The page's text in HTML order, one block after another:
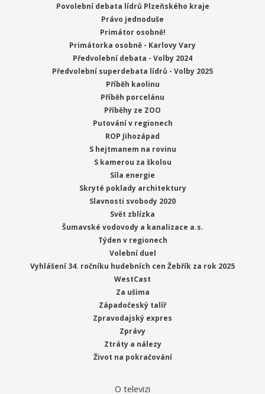
Povolební debata lídrů Plzeňského kraje
Právo jednoduše
Primátor osobně!
Primátorka osobně - Karlovy Vary
Předvolební debata - Volby 2024
Předvolební superdebata lídrů - Volby 2025
Příběh kaolinu
Příběh porcelánu
Příběhy ze ZOO
Putování v regionech
ROP Jihozápad
S hejtmanem na rovinu
S kamerou za školou
Síla energie
Skryté poklady architektury
Slavnosti svobody 2020
Svět zblízka
Šumavské vodovody a kanalizace a.s.
Týden v regionech
Volební duel
Vyhlášení 34. ročníku hudebních cen Žebřík za rok 2025
WestCast
Za ušima
Západočeský talíř
Zpravodajský expres
Zprávy
Ztráty a nálezy
Život na pokračování
O televizi